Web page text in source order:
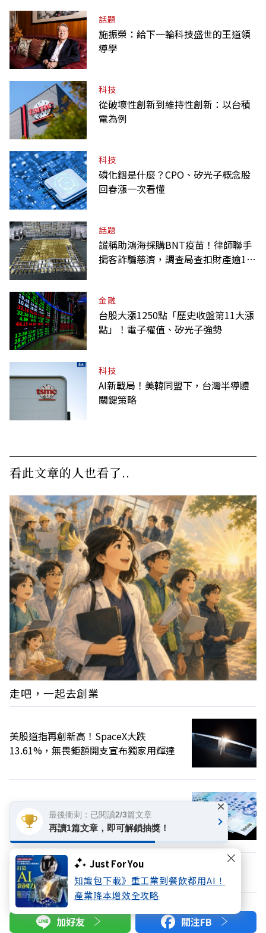
Just For You
知識包下載》重工業到餐飲都用AI！
產業降本增效全攻略
話題
施振榮：給下一輪科技盛世的王道領
導學
科技
從破壞性創新到維持性創新：以台積
電為例
科技
磷化銦是什麼？CPO、矽光子概念股
回春漲一次看懂
話題
謊稱助鴻海採購BNT疫苗！律師聯手
掮客詐騙慈濟，調查局查扣財產逾10
金融
台股大漲1250點「歷史收盤第11大漲
點」！電子權值、矽光子強勢
科技
AI新戰局！美韓同盟下，台灣半導體
關鍵策略
看此文章的人也看了..
走吧，一起去創業
美股道指再創新高！SpaceX大跌
13.61%，無畏鉅額開支宣布獨家用輝達
軍公教年金改革8年了！退撫基金潛藏負債
持續增至2.9兆元
換個主題看看
加好友 關注FB
最後衝刺：已閱讀2/3篇文章
再讀1篇文章，即可解鎖抽獎！
×